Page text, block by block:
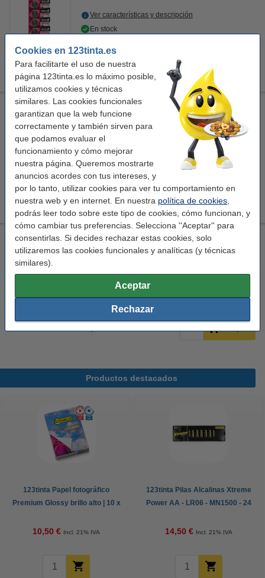
Cookies en 123tinta.es
Para facilitarte el uso de nuestra
página 123tinta.es lo máximo posible,
utilizamos cookies y técnicas
similares. Las cookies funcionales
garantizan que la web funcione
correctamente y también sirven para
que podamos evaluar el
funcionamiento y cómo mejorar
nuestra página. Queremos mostrarte
anuncios acordes con tus intereses, y
por lo tanto, utilizar cookies para ver tu comportamiento en
nuestra web y en internet. En nuestra política de cookies
podrás leer todo sobre este tipo de cookies, cómo funcionan, y
cómo cambiar tus preferencias. Selecciona ''Aceptar'' para
consentirlas. Si decides rechazar estas cookies, solo
utilizaremos las cookies funcionales y analíticas (y técnicas
similares).
Aceptar
Rechazar
Ver características y descripción
En stock
4,90 €
123tinta Comprobador Pilas Bateria Universal
123accu Probador de batería negro
Ver características y descripción
En stock
¡Recíbelo en 24 horas!
12,95 €
Varta revisor de baterías universal
Varta Probador de batería AVA00312
¡Recíbelo en 24 horas!
Productos destacados
123tinta Papel fotográfico
Premium Glossy brillo alto | 10 x
10,50 € Incl. 21% IVA
123tinta Pilas Alcalinas Xtreme
Power AA - LR06 - MN1500 - 24
14,50 € Incl. 21% IVA